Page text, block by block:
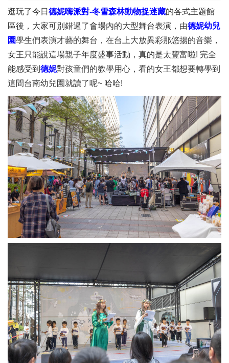
逛玩了今日 德妮嗨派對-冬雪森林動物捉迷藏的各式主題館
區後，大家可別錯過了會場內的大型舞台表演，由德妮幼兒
園學生們表演才藝的舞台，在台上大放異彩那悠揚的音樂，
女王只能說這場親子年度盛事活動，真的是太豐富啦! 完全
能感受到 德妮對孩童們的教學用心，看的女王都想要轉學到
這間台南幼兒園就讀了呢~ 哈哈!